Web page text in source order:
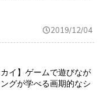
2019/12/04
イ】ゲームで遊びなが
グが学べる画期的なシ